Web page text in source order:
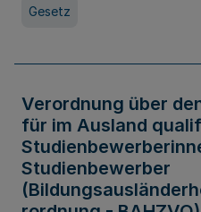
Gesetz
Verordnung über
für im Ausland
Studienbewerber